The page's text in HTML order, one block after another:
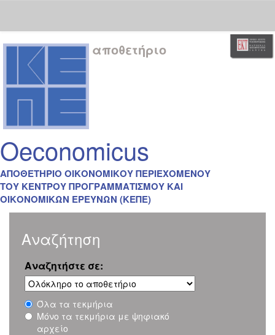
Skip
navigation
αποθετήριο
Oeconomicus
ΑΠΟΘΕΤΗΡΙΟ ΟΙΚΟΝΟΜΙΚΟΥ ΠΕΡΙΕΧΟΜΕΝΟΥ
ΤΟΥ ΚΕΝΤΡΟΥ ΠΡΟΓΡΑΜΜΑΤΙΣΜΟΥ ΚΑΙ
ΟΙΚΟΝΟΜΙΚΩΝ ΕΡΕΥΝΩΝ (ΚΕΠΕ)
Αναζήτηση
Αναζητήστε σε:
Όλα τα τεκμήρια
Μόνο τα τεκμήρια με ψηφιακό
αρχείο